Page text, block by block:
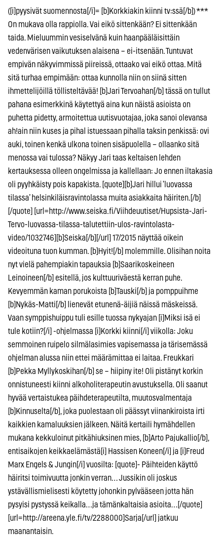
([i]pyysivät suomennosta[/i]= [b]Korkkiakin kiinni tv:ssä[/b]) ***
On mukava olla rappiolla. Vai eikö sittenkään? Ei sittenkään
taida. Mieluummin vesiselvänä kuin haanpääläisittäin
vedenvärisen vaikutuksen alaisena – ei-itsenään. Tuntuvat
empivän näkyvimmissä piireissä, ottaako vai eikö ottaa. Mitä
sitä turhaa empimään: ottaa kunnolla niin on siinä sitten
ihmettelijöillä töllisteltävää! [b]Jari Tervoahan[/b] tässä on tullut
pahana esimerkkinä käytettyä aina kun näistä asioista on
puhetta pidetty, armoitettua uutisvuotajaa, joka sanoi olevansa
ah!ain niin kuses ja pihal istuessaan pihalla taksin penkissä: ovi
auki, toinen kenkä ulkona toinen sisäpuolella – ollaanko sitä
menossa vai tulossa? Näkyy Jari taas keltaisen lehden
kertauksessa olleen ongelmissa ja kallellaan: Jo ennen iltakasia
oli pyyhkäisty pois kapakista. [quote][b]Jari hillui ’luovassa
tilassa’ helsinkiläisravintolassa muita asiakkaita häiriten.[/b]
[/quote] [url=http://www.seiska.fi/Viihdeuutiset/Hupsista-Jari-
Tervo-luovassa-tilassa-talutettiin-ulos-ravintolasta-
video/1032746][b]Seiska[/b][/url] 17/2015 näyttää oikein
videoituna tuon kumman. [b]Hyit![/b] molemmille. Olisihan noita
nyt vielä pahempiakin tapauksia [b]Saarikoskeineen
Leinoineen[/b] esitellä, jos kulttuuriväestä kerran puhe.
Kevyemmän kaman porukoista [b]Tauski[/b] ja pomppuihme
[b]Nykäs-Matti[/b] lienevät etunenä-äijiä näissä mäskeissä.
Vaan symppishuippu tuli esille tuossa nykyajan [i]Miksi isä ei
tule kotiin?[/i] -ohjelmassa [i]Korkki kiinni[/i] viikolla: Joku
semmoinen ruipelo silmälasimies vapisemassa ja tärisemässä
ohjelman alussa niin ettei määrämittaa ei laitaa. Freukkari
[b]Pekka Myllykoskihan[/b] se – hiipiny ite! Oli pistänyt korkin
onnistuneesti kiinni alkoholiterapeutin avustuksella. Oli saanut
hyvää vertaistukea päihdeterapeutilta, muutosvalmentaja
[b]Kinnuselta[/b], joka puolestaan oli päässyt viinankiroista irti
kaikkien kamaluuksien jälkeen. Näitä kertaili hymähdellen
mukana kekkuloinut pitkähiuksinen mies, [b]Arto Pajukallio[/b],
entisaikojen keikkaelämästä[i] Hassisen Koneen[/i] ja [i]Freud
Marx Engels & Jungin[/i] vuosilta: [quote]- Päihteiden käyttö
häiritsi toimivuutta jonkin verran… Jussikin oli joskus
ystävällismielisesti köytetty johonkin pylvääseen jotta hän
pysyisi pystyssä keikalla…ja tämänkaltaisia asioita…[/quote]
[url=http://areena.yle.fi/tv/2288000]Sarja[/url] jatkuu
maanantaisin.